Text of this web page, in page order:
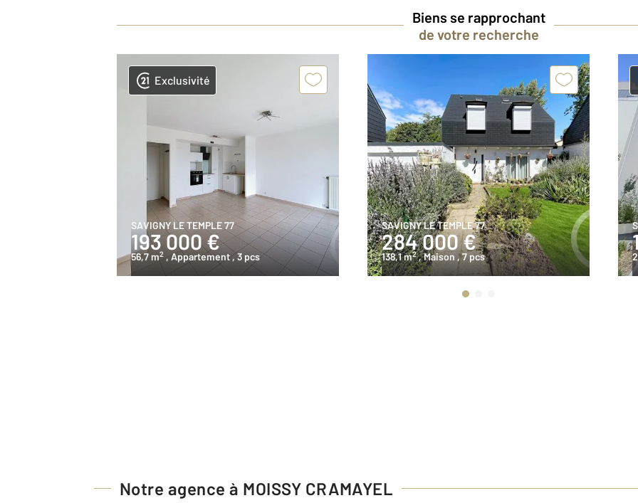
Biens se rapprochant
de votre recherche
Exclusivité
SAVIGNY LE TEMPLE 77
193 000 €
56,7 m2 , Appartement, 3 pcs
SAVIGNY LE TEMPLE 77
284 000 €
138,1 m2 , Maison , 7 pcs
Notre agence à MOISSY CRAMAYEL